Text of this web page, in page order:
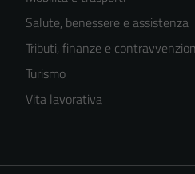
Salute, benessere e assistenza
Tributi, finanze e
Turismo
Vita lavorativa